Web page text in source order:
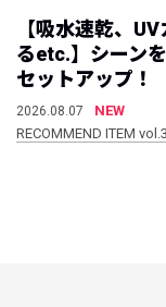
【吸水速乾、
るetc.】シーン
セットアップ！
2026.08.07
NEW
RECOMMEND ITEM